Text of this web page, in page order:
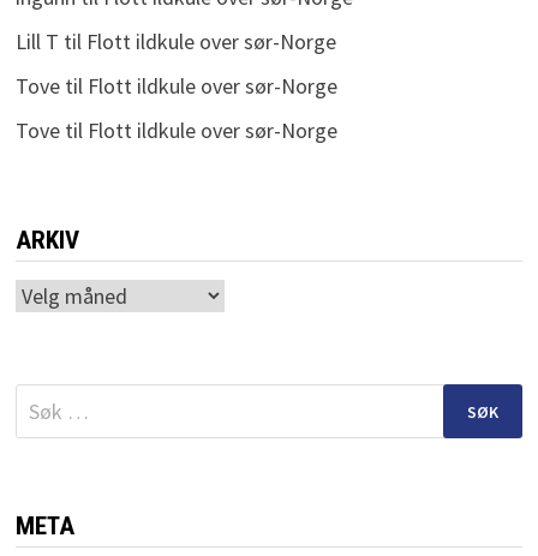
Lill T til Flott ildkule over sør-Norge
Tovetil Flott ildkule over sør-Norge
Tovetil Flott ildkule over sør-Norge
ARKIV
Arkiv
Søk
etter:
META